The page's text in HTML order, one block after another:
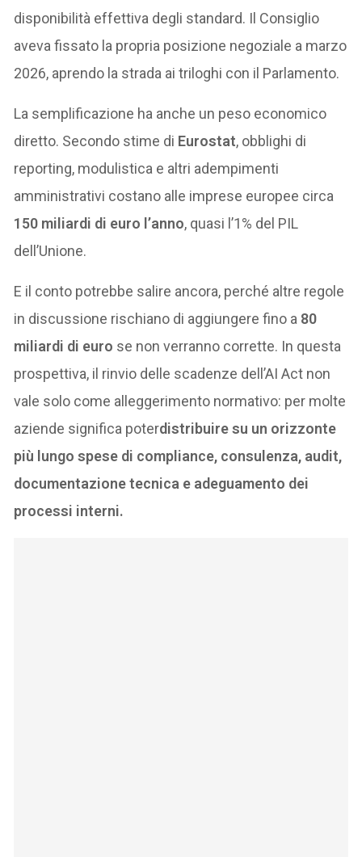
disponibilità effettiva degli standard. Il Consiglio
aveva fissato la propria posizione negoziale a marzo
2026, aprendo la strada ai triloghi con il Parlamento.
La semplificazione ha anche un peso economico
diretto. Secondo stime di Eurostat, obblighi di
reporting, modulistica e altri adempimenti
amministrativi costano alle imprese europee circa
150 miliardi di euro l’anno, quasi l’1% del PIL
dell’Unione.
E il conto potrebbe salire ancora, perché altre regole
in discussione rischiano di aggiungere fino a 80
miliardi di euro se non verranno corrette. In questa
prospettiva, il rinvio delle scadenze dell’AI Act non
vale solo come alleggerimento normativo: per molte
aziende significa poterdistribuire su un orizzonte
più lungo spese di compliance, consulenza, audit,
documentazione tecnica e adeguamento dei
processi interni.